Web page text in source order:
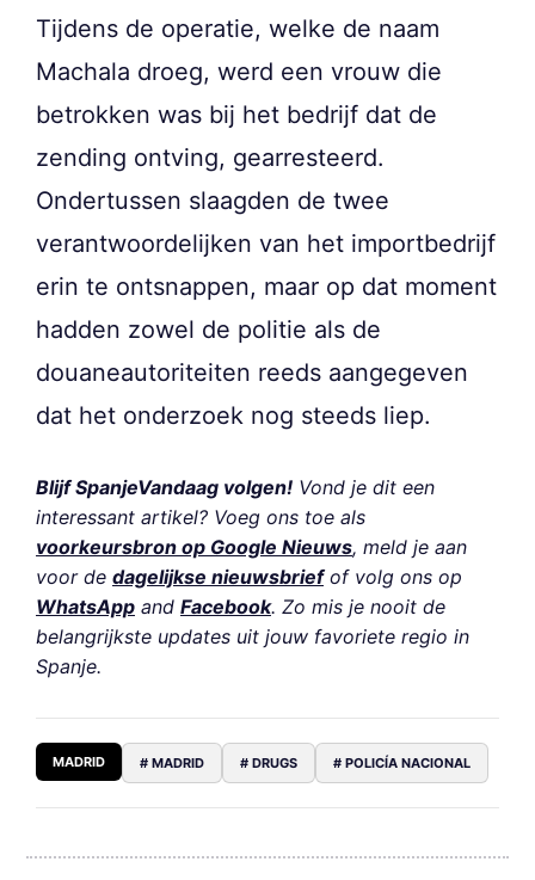
Tijdens de operatie, welke de naam
Machala droeg, werd een vrouw die
betrokken was bij het bedrijf dat de
zending ontving, gearresteerd.
Ondertussen slaagden de twee
verantwoordelijken van het importbedrijf
erin te ontsnappen, maar op dat moment
hadden zowel de politie als de
douaneautoriteiten reeds aangegeven
dat het onderzoek nog steeds liep.
Blijf SpanjeVandaag volgen! Vond je dit een
interessant artikel? Voeg ons toe als
voorkeursbron op Google Nieuws, meld je aan
voor de dagelijkse nieuwsbriefof volg ons op
WhatsApp and Facebook. Zo mis je nooit de
belangrijkste updates uit jouw favoriete regio in
Spanje.
MADRID # MADRID # DRUGS # POLICÍA NACIONAL